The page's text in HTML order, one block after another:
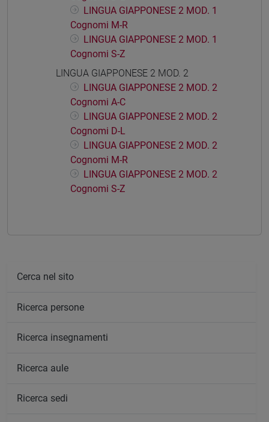
LINGUA GIAPPONESE 2 MOD. 1
Cognomi M-R
LINGUA GIAPPONESE 2 MOD. 1
Cognomi S-Z
LINGUA GIAPPONESE 2 MOD. 2
LINGUA GIAPPONESE 2 MOD. 2
Cognomi A-C
LINGUA GIAPPONESE 2 MOD. 2
Cognomi D-L
LINGUA GIAPPONESE 2 MOD. 2
Cognomi M-R
LINGUA GIAPPONESE 2 MOD. 2
Cognomi S-Z
Cerca nel sito
Ricerca persone
Ricerca insegnamenti
Ricerca aule
Ricerca sedi